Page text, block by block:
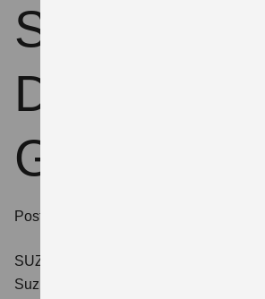
Suzuki
Deutschland
GmbH
Postanschrift:
SUZUKI DEUTSCHLAND GMBH
Suzuki-Allee 7